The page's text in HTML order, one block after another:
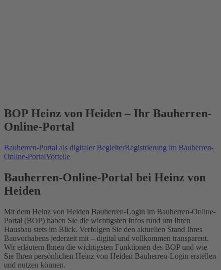
BOP Heinz von Heiden – Ihr Bauherren-
Online-Portal
Bauherren-Portal als digitaler BegleiterRegistrierung im Bauherren-
Online-PortalVorteile
Bauherren-Online-Portal bei Heinz von
Heiden
Mit dem Heinz von Heiden Bauherren-Login im Bauherren-Online-
Portal (BOP) haben Sie die wichtigsten Infos rund um Ihren
Hausbau stets im Blick. Verfolgen Sie den aktuellen Stand Ihres
Bauvorhabens jederzeit mit – digital und vollkommen transparent.
Wir erläutern Ihnen die wichtigsten Funktionen des BOP und wie
Sie Ihren persönlichen Heinz von Heiden Bauherren-Login erstellen
und nutzen können.